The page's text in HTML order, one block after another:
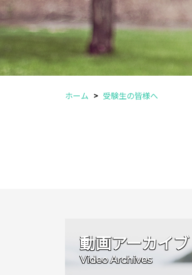
ホーム 受験生の皆様へ
動画アーカイブ
Video Archives